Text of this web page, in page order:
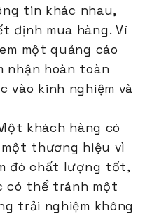
tin khác nhau,
định mua hàng. Ví
một quảng cáo
nhận hoàn toàn
kinh nghiệm và
khách hàng có
thương hiệu vì
đó chất lượng tốt,
có thể tránh một
trải nghiệm không